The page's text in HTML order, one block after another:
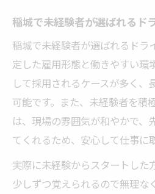
稲城で未経験者が選ばれるド
稲城で未経験者が選ばれるドラ
定した雇用形態と働きやすい環
して採用されるケースが多く、
可能です。また、未経験者を積
は、現場の雰囲気が和やかで、
てくれるため、安心して仕事に
実際に未経験からスタートした
少しずつ覚えられるので無理な